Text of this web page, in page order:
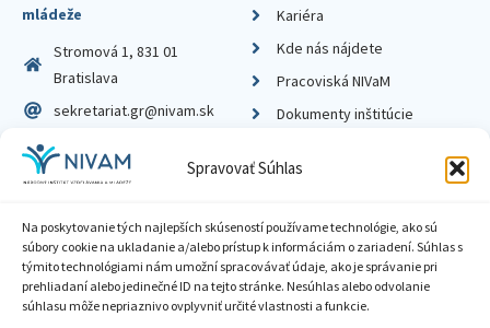
Spravovať Súhlas
Na poskytovanie tých najlepších skúseností používame technológie, ako sú
súbory cookie na ukladanie a/alebo prístup k informáciám o zariadení. Súhlas s
týmito technológiami nám umožní spracovávať údaje, ako je správanie pri
prehliadaní alebo jedinečné ID na tejto stránke. Nesúhlas alebo odvolanie
súhlasu môže nepriaznivo ovplyvniť určité vlastnosti a funkcie.
mládeže
Stromová 1, 831 01
Bratislava
sekretariat.gr@nivam.sk
IČO: 00164348
DIČ: 2020798714
Kariéra
Kde nás nájdete
Pracoviská NIVaM
Dokumenty inštitúcie
Zásady ochrany súkromia